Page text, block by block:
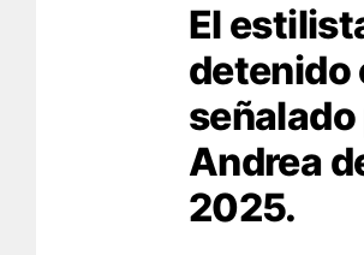
El
detenido
Andrea
2025.